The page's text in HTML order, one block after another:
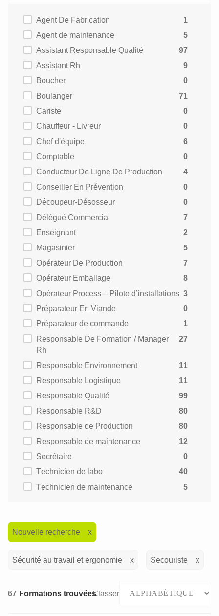
Agent De Fabrication
1
Agent de maintenance
5
Assistant Responsable Qualité
97
Assistant Rh
9
Boucher
0
Boulanger
71
Cariste
0
Chauffeur - Livreur
0
Chef d'équipe
6
Comptable
0
Conducteur De Ligne De Production
4
Conseiller En Prévention
0
Découpeur-Désosseur
0
Délégué Commercial
7
Enseignant
2
Magasinier
5
Opérateur De Production
7
Opérateur Emballage
8
Opérateur Process – Pilote d’installations 3
Préparateur En Viande
0
Préparateur de commande
1
Responsable De Formation / Manager
Rh
27
Responsable Environnement
11
Responsable Logistique
11
Responsable Qualité
99
Responsable R&D
80
Responsable de Production
80
Responsable de maintenance
12
Secrétaire
0
Technicien de labo
40
Technicien de maintenance
5
Nouvelle recherche
Sécurité au travail et ergonomie Secouriste
67 Formations trouvéesClasser